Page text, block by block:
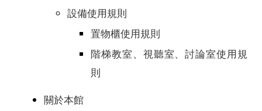
設備使用規則
置物櫃使用規則
階梯教室、視聽室、討論室使用規
則
關於本館